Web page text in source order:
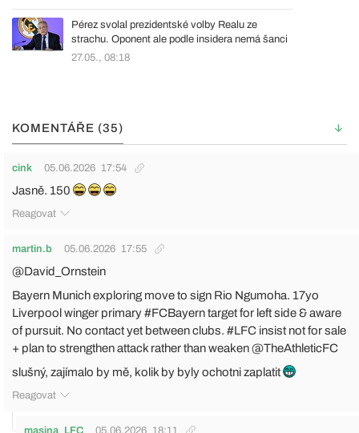
Pérez svolal prezidentské volby Realu ze
strachu. Oponent ale podle insidera nemá šanci
27.05., 08:18
KOMENTÁŘE (35)
cink 05.06.2026 17:54
Jasně. 150
Reagovat
martin.b 05.06.2026 17:55
@David_Ornstein
Bayern Munich exploring move to sign Rio Ngumoha. 17yo
Liverpool winger primary #FCBayern target for left side & aware
of pursuit. No contact yet between clubs. #LFC insist not for sale
+ plan to strengthen attack rather than weaken @TheAthleticFC
slušný, zajímalo by mě, kolik by byly ochotni zaplatit
Reagovat
masina_LFC 05.06.2026 18:11